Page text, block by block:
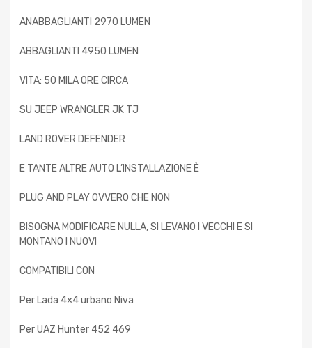
ANABBAGLIANTI 2970 LUMEN
ABBAGLIANTI 4950 LUMEN
VITA: 50 MILA ORE CIRCA
SU JEEP WRANGLER JK TJ
LAND ROVER DEFENDER
E TANTE ALTRE AUTO L’INSTALLAZIONE È
PLUG AND PLAY OVVERO CHE NON
BISOGNA MODIFICARE NULLA, SI LEVANO I VECCHI E SI
MONTANO I NUOVI
COMPATIBILI CON
Per Lada 4×4 urbano Niva
Per UAZ Hunter 452 469